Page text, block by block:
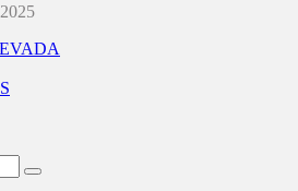
Search